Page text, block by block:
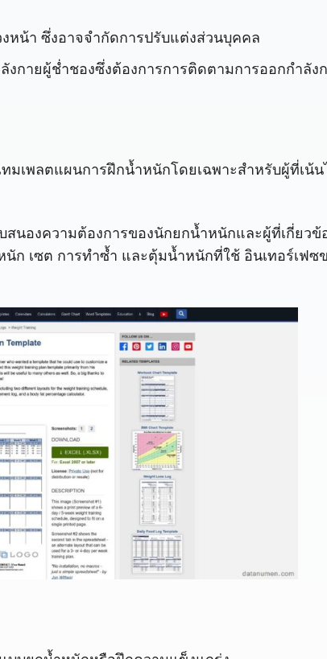
หน้า ซึ่งอาจจำกัดการปรับแต่งส่วนบุคคล
กายผู้ช่ำชองซึ่งต้องการการติดตามการออกกำลัง
ทมเพลตแผนการฝึกน้ำหนักโดยเฉพาะสำหรับผู้ที่เ
นองความต้องการของนักยกน้ำหนักและผู้ที่เกี่ยว
เซต การทำซ้ำ และตุ้มน้ำหนักที่ใช้ อินเทอร์เฟซข